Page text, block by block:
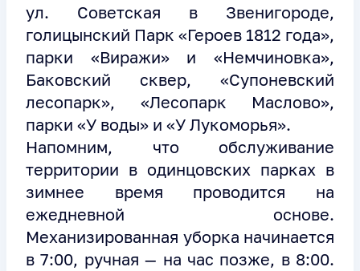
ул. Советская в Звенигороде,
голицынский Парк «Героев 1812 года»,
парки «Виражи» и «Немчиновка»,
Баковский сквер, «Супоневский
лесопарк», «Лесопарк Маслово»,
парки «У воды» и «У Лукоморья».
Напомним, что обслуживание
территории в одинцовских парках в
зимнее время проводится на
ежедневной основе.
Механизированная уборка начинается
в 7:00, ручная — на час позже, в 8:00.